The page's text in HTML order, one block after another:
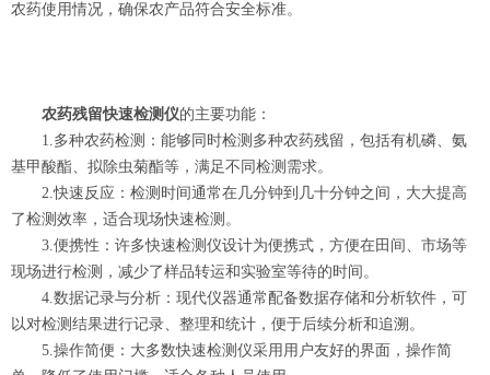
农药使用情况，确保农产品符合安全标准。
农药残留快速检测仪的主要功能：
1.多种农药检测：能够同时检测多种农药残留，包括有机磷、氨
基甲酸酯、拟除虫菊酯等，满足不同检测需求。
2.快速反应：检测时间通常在几分钟到几十分钟之间，大大提高
了检测效率，适合现场快速检测。
3.便携性：许多快速检测仪设计为便携式，方便在田间、市场等
现场进行检测，减少了样品转运和实验室等待的时间。
4.数据记录与分析：现代仪器通常配备数据存储和分析软件，可
以对检测结果进行记录、整理和统计，便于后续分析和追溯。
5.操作简便：大多数快速检测仪采用用户友好的界面，操作简